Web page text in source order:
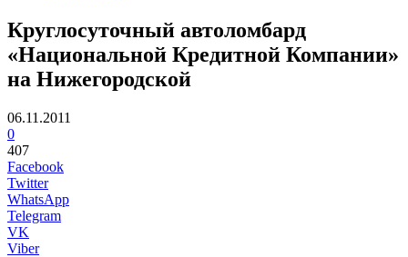
Круглосуточный автоломбард
«Национальной Кредитной Компании»
на Нижегородской
06.11.2011
0
407
Facebook
Twitter
WhatsApp
Telegram
VK
Viber